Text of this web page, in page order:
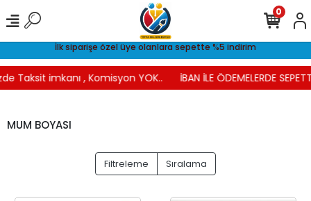
İlk siparişe özel üye olanlara sepette %5 indirim
Taksit imkanı , Komisyon YOK.. İBAN İLE ÖDEMELERDE
0
MUM BOYASI
Filtreleme Sıralama